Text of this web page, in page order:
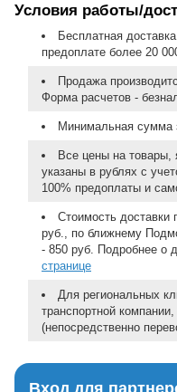
Условия работы/
Бесплатная
предоплате более 20
Продажа
Форма расчетов -
Минимальная сумма
Все цены на товары,
указаны в рублях с
100% предоплаты и
Стоимость
руб., по ближнему
- 850 руб. Подробнее о
странице
Для региональных
транспортной
(непосредственно
Вход для